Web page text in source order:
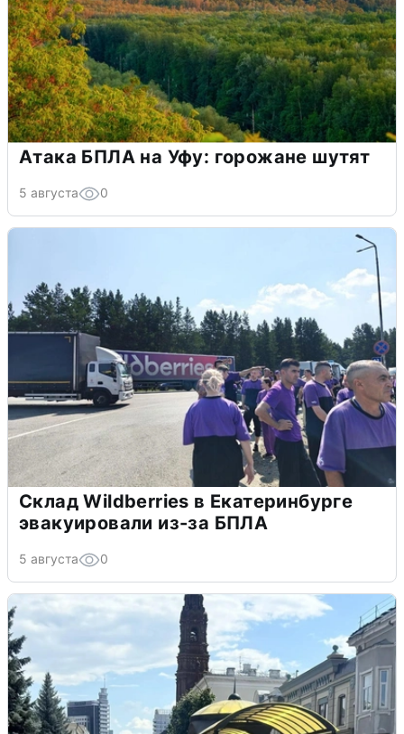
Атака БПЛА на Уфу: горожане шутят
5 августа 0
Склад Wildberries в Екатеринбурге
эвакуировали из-за БПЛА
5 августа 0